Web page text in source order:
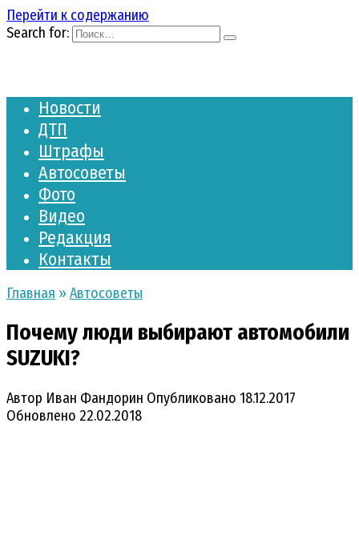
Перейти к содержанию
Search for:
Новости
ДТП
Штрафы
Автосоветы
Фото
Видео
Редакция
Контакты
Главная » Автосоветы
Почему люди выбирают автомобили
SUZUKI?
Автор Иван Фандорин Опубликовано 18.12.2017
Обновлено 22.02.2018